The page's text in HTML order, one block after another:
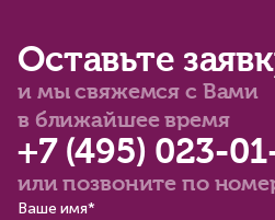
Оставьте
и мы свяжемся с Вами
в ближайшее время
+7 (495) 023-
или позвоните по
Ваше имя*